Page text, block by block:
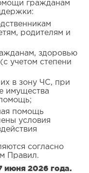
гражданам
родителям и
здоровью
учетом степени
в зону ЧС, при
имущества
помощь
условия
согласно
Правил.
июня 2026 года.